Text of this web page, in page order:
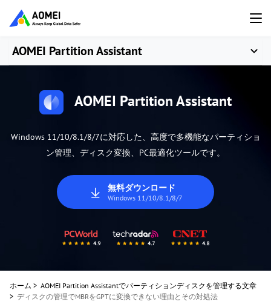
AOMEI Partition Assistant
AOMEI Partition Assistant
Windows 11/10/8.1/8/7に対応した、高度で多機能なパーティショ
ン管理、ディスク変換、PC最適化ツールです。
無料ダウンロード
Windows 11/10/8.1/8/7
ホーム > AOMEI Partition Assistantでパーティションディスクを管理する文章
> ディスクの管理でMBRをGPTに変換できない理由とその対処法